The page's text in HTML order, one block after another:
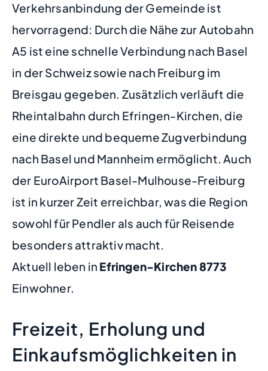
Verkehrsanbindung der Gemeinde ist
hervorragend: Durch die Nähe zur Autobahn
A5 ist eine schnelle Verbindung nach Basel
in der Schweiz sowie nach Freiburg im
Breisgau gegeben. Zusätzlich verläuft die
Rheintalbahn durch Efringen-Kirchen, die
eine direkte und bequeme Zugverbindung
nach Basel und Mannheim ermöglicht. Auch
der EuroAirport Basel-Mulhouse-Freiburg
ist in kurzer Zeit erreichbar, was die Region
sowohl für Pendler als auch für Reisende
besonders attraktiv macht.
Aktuell leben in Efringen-Kirchen 8773
Einwohner.
Freizeit, Erholung und
Einkaufsmöglichkeiten in